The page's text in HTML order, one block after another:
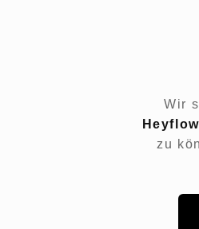
Wir
Heyflow
zu